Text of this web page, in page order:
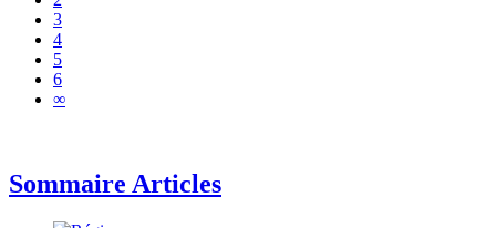
3
4
5
6
∞
Sommaire Articles